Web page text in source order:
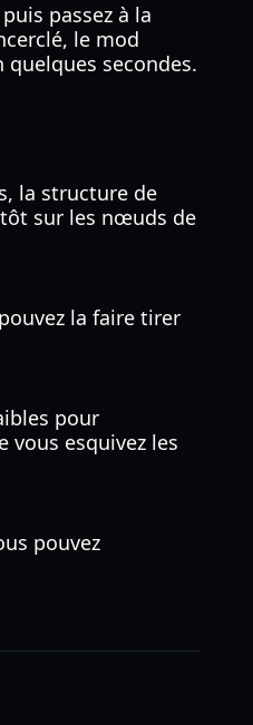
passez à la
le mod
secondes.
la structure de
sur les nœuds de
la faire tirer
pour
vous esquivez les
pouvez